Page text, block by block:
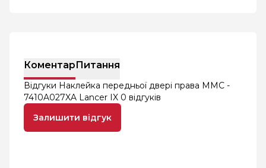
КоментарПитання
Відгуки Наклейка передньої двері права MMC -
7410A027XA Lancer IX 0 відгуків
Залишити відгук